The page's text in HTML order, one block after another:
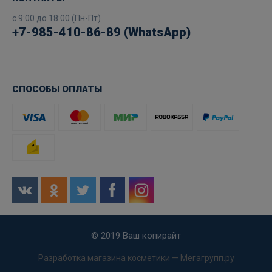
с 9:00 до 18:00 (Пн-Пт)
+7-985-410-86-89 (WhatsApp)
СПОСОБЫ ОПЛАТЫ
© 2019 Ваш копирайт
Разработка магазина косметики — Мегагрупп.ру